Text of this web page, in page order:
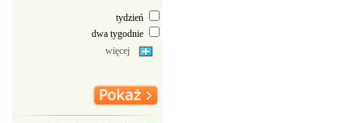
tydzień
dwa tygodnie
więcej